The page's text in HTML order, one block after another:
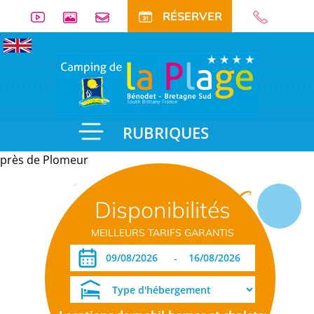
RÉSERVER
RUBRIQUES
Disponibilités
MEILLEURS TARIFS GARANTIS
-
près de Plomeur
Informations
pratiques